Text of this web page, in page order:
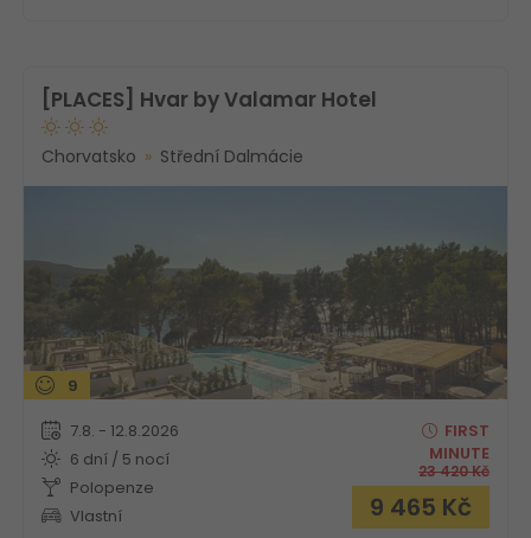
[PLACES] Hvar by Valamar Hotel
Chorvatsko Střední Dalmácie
9
7.8. - 12.8.2026
6 dní / 5 nocí
Polopenze
Vlastní
FIRST
MINUTE
23 420Kč
9 465 Kč